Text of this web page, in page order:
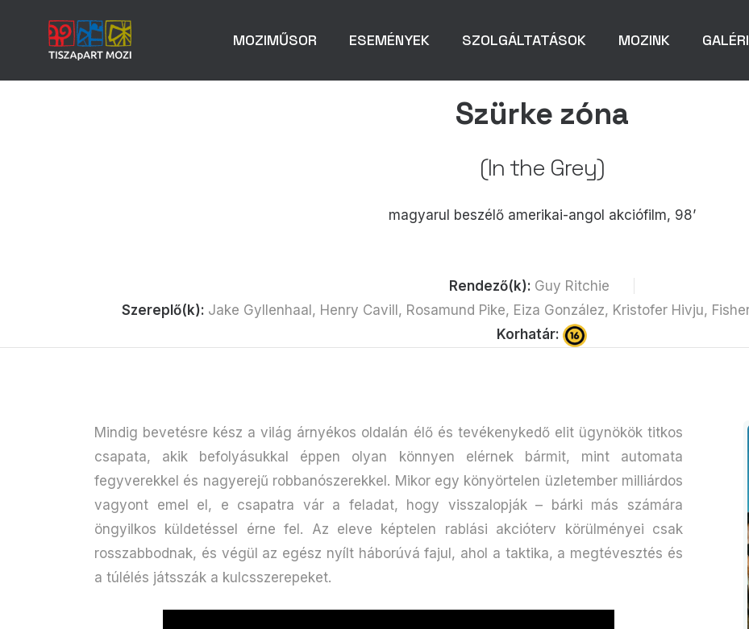
MOZIMŰSOR ESEMÉNYEK SZOLGÁLTATÁSOK MOZINK
Szürke zóna
(In the Grey)
magyarul beszélő amerikai-angol akciófilm, 98’
Rendező(k): Guy Ritchie
Szereplő(k): Jake Gyllenhaal, Henry Cavill, Rosamund Pike, Eiza González, Kristofer Hivju,
Korhatár:
Mindig bevetésre kész a világ árnyékos oldalán élő és tevékenykedő elit ügynökök titkos
csapata, akik befolyásukkal éppen olyan könnyen elérnek bármit, mint automata
fegyverekkel és nagyerejű robbanószerekkel. Mikor egy könyörtelen üzletember milliárdos
vagyont emel el, e csapatra vár a feladat, hogy visszalopják – bárki más számára
öngyilkos küldetéssel érne fel. Az eleve képtelen rablási akcióterv körülményei csak
rosszabbodnak, és végül az egész nyílt háborúvá fajul, ahol a taktika, a megtévesztés és
a túlélés játsszák a kulcsszerepeket.